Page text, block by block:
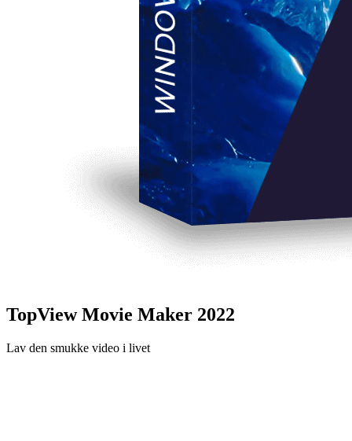
TopView Movie Maker 2022
Lav den smukke video i livet